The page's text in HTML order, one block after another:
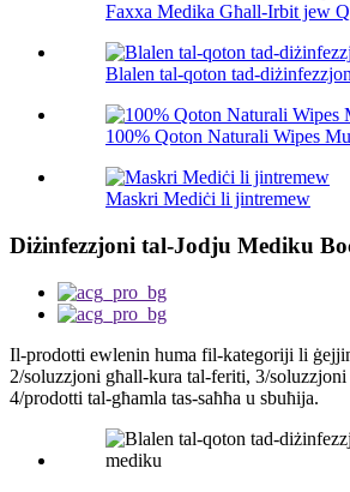
Faxxa Medika Għall-Irbit jew
Blalen tal-qoton tad-
100% Qoton Naturali Wipes
Maskri Mediċi li jintremew
Diżinfezzjoni tal-Jodju Mediku
Il-prodotti ewlenin huma fil-kategoriji li
2/soluzzjoni għall-kura tal-feriti, 3/
4/prodotti tal-għamla tas-saħħa u sbuħija.